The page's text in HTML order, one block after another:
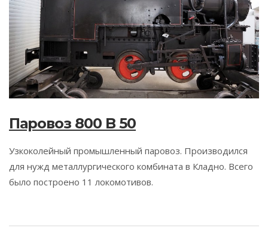
Паровоз 800 B 50
Узкоколейный промышленный паровоз. Производился
для нужд металлургического комбината в Кладно. Всего
было построено 11 локомотивов.